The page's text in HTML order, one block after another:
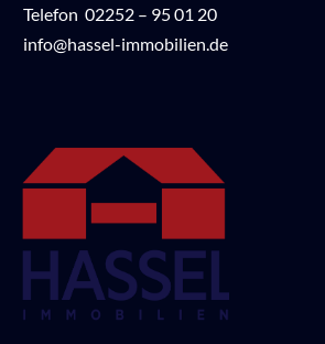
Telefon 02252 – 95 01 20
info@hassel-immobilien.de